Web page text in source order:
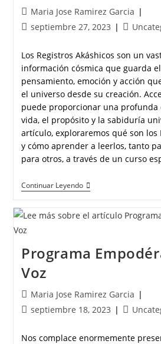
Maria Jose Ramirez Garcia
septiembre 27, 2023
Los Registros Akáshicos son un
información cósmica que guarda
pensamiento, emoción y acción
el universo desde su creación.
puede proporcionar una profunda
vida, el propósito y la sabiduría
artículo, exploraremos qué son los
y cómo aprender a leerlos, tanto
para otros, a través de un curso
Continuar Leyendo
Programa
Voz
Maria Jose Ramirez Garcia
septiembre 18, 2023
Nos complace enormemente